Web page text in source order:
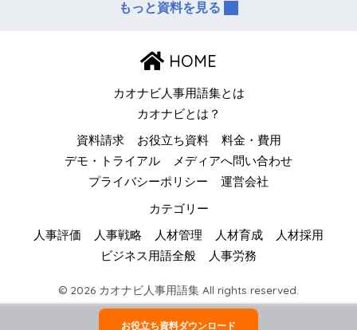
もっと資料を見る
HOME
カオナビ人事用語集とは
カオナビとは？
資料請求 お役立ち資料
料金・費用
デモ・トライアル
メディアへ問い合わせ
プライバシーポリシー
運営会社
カテゴリー
人事評価 人事戦略 人材管理 人材育成
人材採用
ビジネス用語全般
人事労務
© 2026 カオナビ人事用語集 All rights reserved.
お役立ち資料ダウンロード